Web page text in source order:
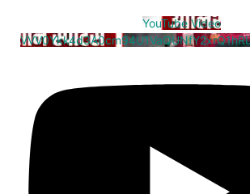
YouTube Video